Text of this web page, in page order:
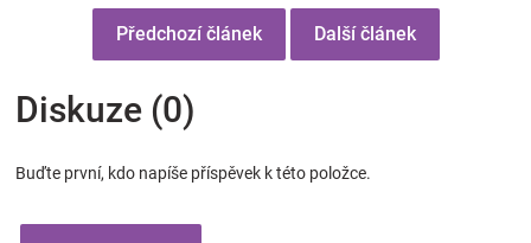
Předchozí článek Další článek
Diskuze (0)
Buďte první, kdo napíše příspěvek k této položce.